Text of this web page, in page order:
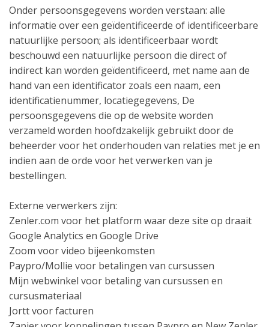
Onder persoonsgegevens worden verstaan: alle
informatie over een geïdentificeerde of identificeerbare
natuurlijke persoon; als identificeerbaar wordt
beschouwd een natuurlijke persoon die direct of
indirect kan worden geïdentificeerd, met name aan de
hand van een identificator zoals een naam, een
identificatienummer, locatiegegevens, De
persoonsgegevens die op de website worden
verzameld worden hoofdzakelijk gebruikt door de
beheerder voor het onderhouden van relaties met je en
indien aan de orde voor het verwerken van je
bestellingen.
Externe verwerkers zijn:
Zenler.com voor het platform waar deze site op draait
Google Analytics en Google Drive
Zoom voor video bijeenkomsten
Paypro/Mollie voor betalingen van cursussen
Mijn webwinkel voor betaling van cursussen en
cursusmateriaal
Jortt voor facturen